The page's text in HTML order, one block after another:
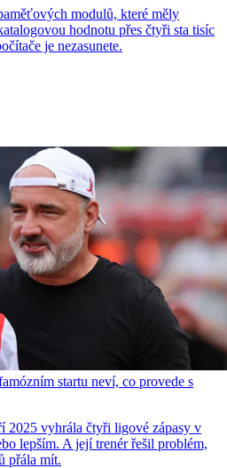
modulů, které měly
hodnotu přes čtyři sta tisíc
je nezasunete.
startu neví, co provede s
2025 vyhrála čtyři ligové zápasy v
lepším. A její trenér řešil problém,
přála mít.